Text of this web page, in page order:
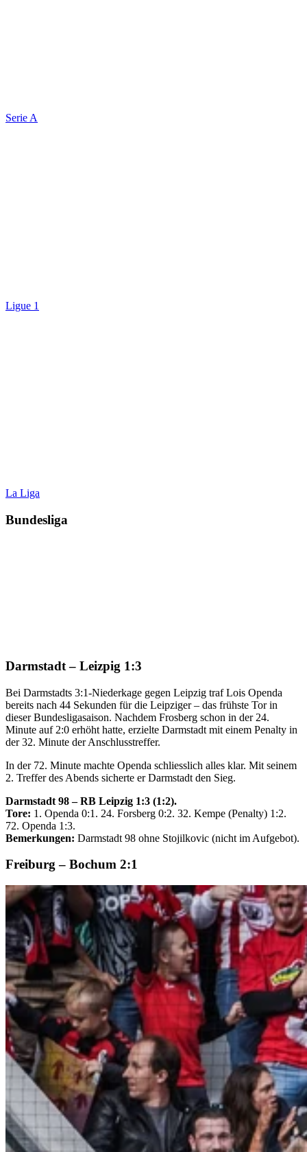
Serie A
Ligue 1
La Liga
Bundesliga
Darmstadt – Leizpig 1:3
Bei Darmstadts 3:1-Niederkage gegen Leipzig traf Lois Openda
bereits nach 44 Sekunden für die Leipziger – das frühste Tor in
dieser Bundesligasaison. Nachdem Frosberg schon in der 24.
Minute auf 2:0 erhöht hatte, erzielte Darmstadt mit einem Penalty in
der 32. Minute der Anschlusstreffer.
In der 72. Minute machte Openda schliesslich alles klar. Mit seinem
2. Treffer des Abends sicherte er Darmstadt den Sieg.
Darmstadt 98 – RB Leipzig 1:3 (1:2).
Tore: 1. Openda 0:1. 24. Forsberg 0:2. 32. Kempe (Penalty) 1:2.
72. Openda 1:3.
Bemerkungen: Darmstadt 98 ohne Stojilkovic (nicht im Aufgebot).
Freiburg – Bochum 2:1